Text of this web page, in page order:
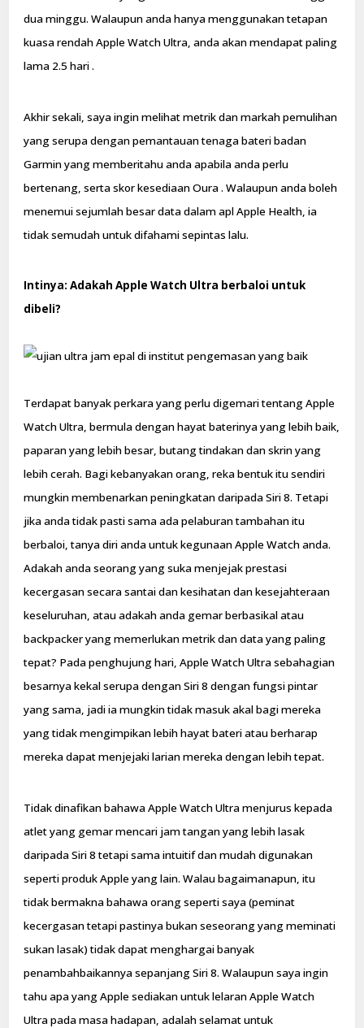
dua minggu. Walaupun anda hanya menggunakan tetapan
kuasa rendah Apple Watch Ultra, anda akan mendapat paling
lama 2.5 hari .
Akhir sekali, saya ingin melihat metrik dan markah pemulihan
yang serupa dengan pemantauan tenaga bateri badan
Garmin yang memberitahu anda apabila anda perlu
bertenang, serta skor kesediaan Oura . Walaupun anda boleh
menemui sejumlah besar data dalam apl Apple Health, ia
tidak semudah untuk difahami sepintas lalu.
Intinya: Adakah Apple Watch Ultra berbaloi untuk
dibeli?
Terdapat banyak perkara yang perlu digemari tentang Apple
Watch Ultra, bermula dengan hayat baterinya yang lebih baik,
paparan yang lebih besar, butang tindakan dan skrin yang
lebih cerah. Bagi kebanyakan orang, reka bentuk itu sendiri
mungkin membenarkan peningkatan daripada Siri 8. Tetapi
jika anda tidak pasti sama ada pelaburan tambahan itu
berbaloi, tanya diri anda untuk kegunaan Apple Watch anda.
Adakah anda seorang yang suka menjejak prestasi
kecergasan secara santai dan kesihatan dan kesejahteraan
keseluruhan, atau adakah anda gemar berbasikal atau
backpacker yang memerlukan metrik dan data yang paling
tepat? Pada penghujung hari, Apple Watch Ultra sebahagian
besarnya kekal serupa dengan Siri 8 dengan fungsi pintar
yang sama, jadi ia mungkin tidak masuk akal bagi mereka
yang tidak mengimpikan lebih hayat bateri atau berharap
mereka dapat menjejaki larian mereka dengan lebih tepat.
Tidak dinafikan bahawa Apple Watch Ultra menjurus kepada
atlet yang gemar mencari jam tangan yang lebih lasak
daripada Siri 8 tetapi sama intuitif dan mudah digunakan
seperti produk Apple yang lain. Walau bagaimanapun, itu
tidak bermakna bahawa orang seperti saya (peminat
kecergasan tetapi pastinya bukan seseorang yang meminati
sukan lasak) tidak dapat menghargai banyak
penambahbaikannya sepanjang Siri 8. Walaupun saya ingin
tahu apa yang Apple sediakan untuk lelaran Apple Watch
Ultra pada masa hadapan, adalah selamat untuk